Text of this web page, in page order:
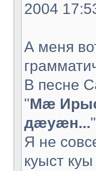
2004
А меня
В песне
"Мæ
дæуæн..."
Я не
куыст куы